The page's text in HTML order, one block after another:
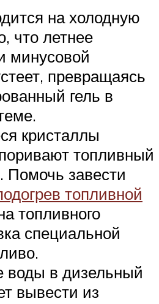
на холодную
что летнее
минусовой
превращаясь
гель в
кристаллы
топливный
Помочь завести
топливной
топливного
специальной
воды в дизельный
вывести из